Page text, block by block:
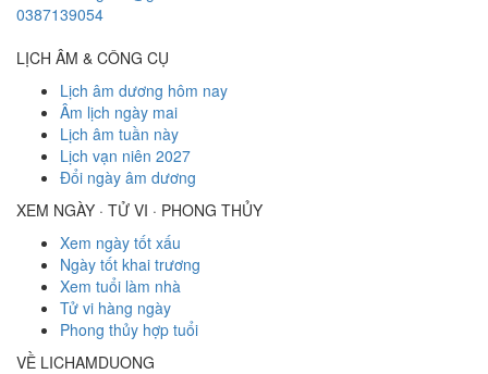
0387139054
LỊCH ÂM & CÔNG CỤ
Lịch âm dương hôm nay
Âm lịch ngày mai
Lịch âm tuần này
Lịch vạn niên 2027
Đổi ngày âm dương
XEM NGÀY · TỬ VI · PHONG THỦY
Xem ngày tốt xấu
Ngày tốt khai trương
Xem tuổi làm nhà
Tử vi hàng ngày
Phong thủy hợp tuổi
VỀ LICHAMDUONG